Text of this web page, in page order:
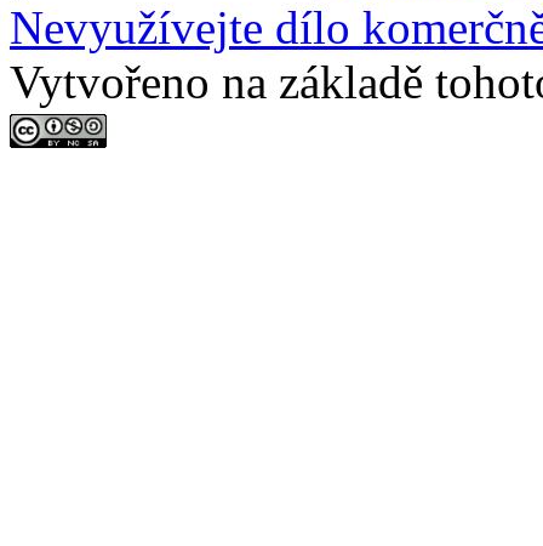
Nevyužívejte dílo
Vytvořeno na základě